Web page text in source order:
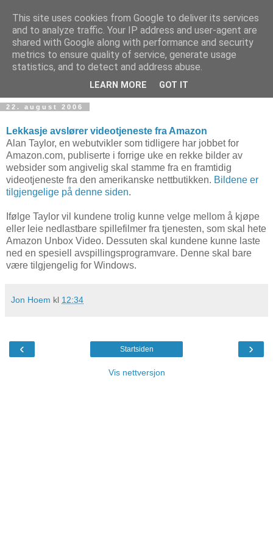
Teknologinyheter
22. august 2006
Lekkasje avslører videotjeneste fra Amazon
Alan Taylor, en webutvikler som tidligere har jobbet for
Amazon.com, publiserte i forrige uke en rekke bilder av
websider som angivelig skal stamme fra en framtidig
videotjeneste fra den amerikanske nettbutikken. Bildene er
tilgjengelige på denne siden.
Ifølge Taylor vil kundene trolig kunne velge mellom å kjøpe
eller leie nedlastbare spillefilmer fra tjenesten, som skal hete
Amazon Unbox Video. Dessuten skal kundene kunne laste
ned en spesiell avspillingsprogramvare. Denne skal bare
være tilgjengelig for Windows.
Jon Hoem kl 12:34
‹ ›
Startsiden
Vis nettversjon
This site uses cookies from Google to deliver its services
and to analyze traffic. Your IP address and user-agent are
shared with Google along with performance and security
metrics to ensure quality of service, generate usage
statistics, and to detect and address abuse.
LEARN MORE GOT IT